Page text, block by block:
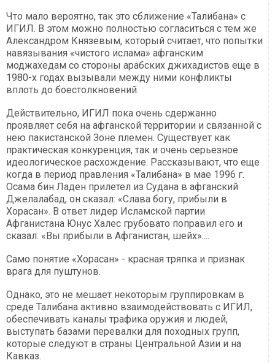
Что мало вероятно, так это сближение «Талибана» с
ИГИЛ. В этом можно полностью согласиться с тем же
Александром Князевым, который считает, что попытки
навязывания «чистого ислама» афганским
моджахедам со стороны арабских джихадистов еще в
1980-х годах вызывали между ними конфликты
вплоть до боестолкновений.
Действительно, ИГИЛ пока очень сдержанно
проявляет себя на афганской территории и связанной с
нею пакистанской Зоне племен. Существует как
практическая конкуренция, так и очень серьезное
идеологическое расхождение. Рассказывают, что еще
когда в период правления «Талибана» в мае 1996 г.
Осама бин Ладен прилетел из Судана в афганский
Джелалабад, он сказал: «Слава богу, прибыли в
Хорасан». В ответ лидер Исламской партии
Афганистана Юнус Халес грубовато поправил его и
сказал: «Вы прибыли в Афганистан, шейх»....
Cамо понятие «Хорасан» - красная тряпка и признак
врага для пуштунов.
Однако, это не мешает некоторым группировкам в
среде Талибана активно взаимодействовать с ИГИЛ,
обеспечивать каналы трафика оружия и людей,
выступать базами перевалки для походных групп,
которые следуют в страны Центральной Азии и на
Кавказ.